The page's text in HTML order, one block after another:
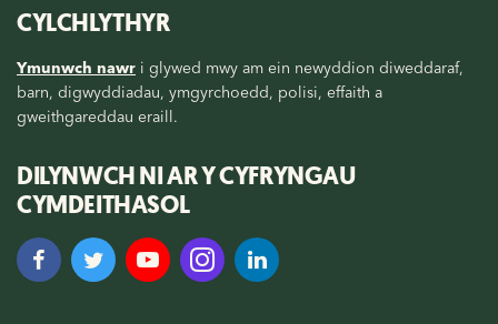
CYLCHLYTHYR
Ymunwch nawr i glywed mwy am ein newyddion diweddaraf,
barn, digwyddiadau, ymgyrchoedd, polisi, effaith a
gweithgareddau eraill.
DILYNWCH NI AR Y CYFRYNGAU
CYMDEITHASOL